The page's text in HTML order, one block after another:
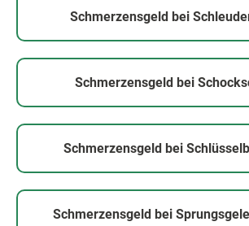
Schmerzensgeld bei
Schmerzensgeld bei
Schmerzensgeld bei
Schmerzensgeld bei